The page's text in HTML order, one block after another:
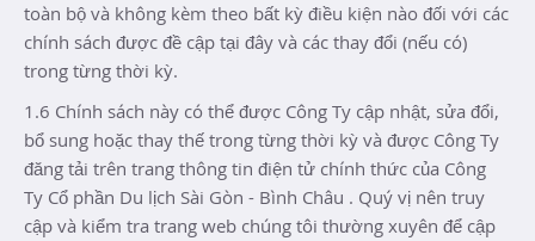
toàn bộ và không kèm theo bất kỳ điều kiện nào đối với các
chính sách được đề cập tại đây và các thay đổi (nếu có)
trong từng thời kỳ.
1.6 Chính sách này có thể được Công Ty cập nhật, sửa đổi,
bổ sung hoặc thay thế trong từng thời kỳ và được Công Ty
đăng tải trên trang thông tin điện tử chính thức của Công
Ty Cổ phần Du lịch Sài Gòn - Bình Châu . Quý vị nên truy
cập và kiểm tra trang web chúng tôi thường xuyên để cập